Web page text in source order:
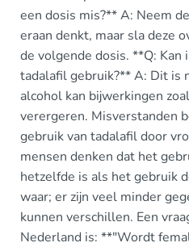
een dosis mis?** A: Neem
eraan denkt, maar sla deze
de volgende dosis. **Q:
tadalafil gebruik?** A: Dit is
alcohol kan bijwerkingen
verergeren. Misverstanden
gebruik van tadalafil door
mensen denken dat het
hetzelfde is als het gebruik
waar; er zijn veel minder
kunnen verschillen. Een
Nederland is: **"Wordt